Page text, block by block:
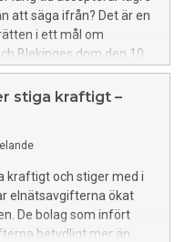
att säga ifrån? Det är en
i ett mål om
Blekinges dom den 10
ger en tydlig påminnelse
kan få långtgående
stiga kraftigt –
kraftigt och stiger med i
elnätsavgifterna ökat
De bolag som infört
betydligt mer än